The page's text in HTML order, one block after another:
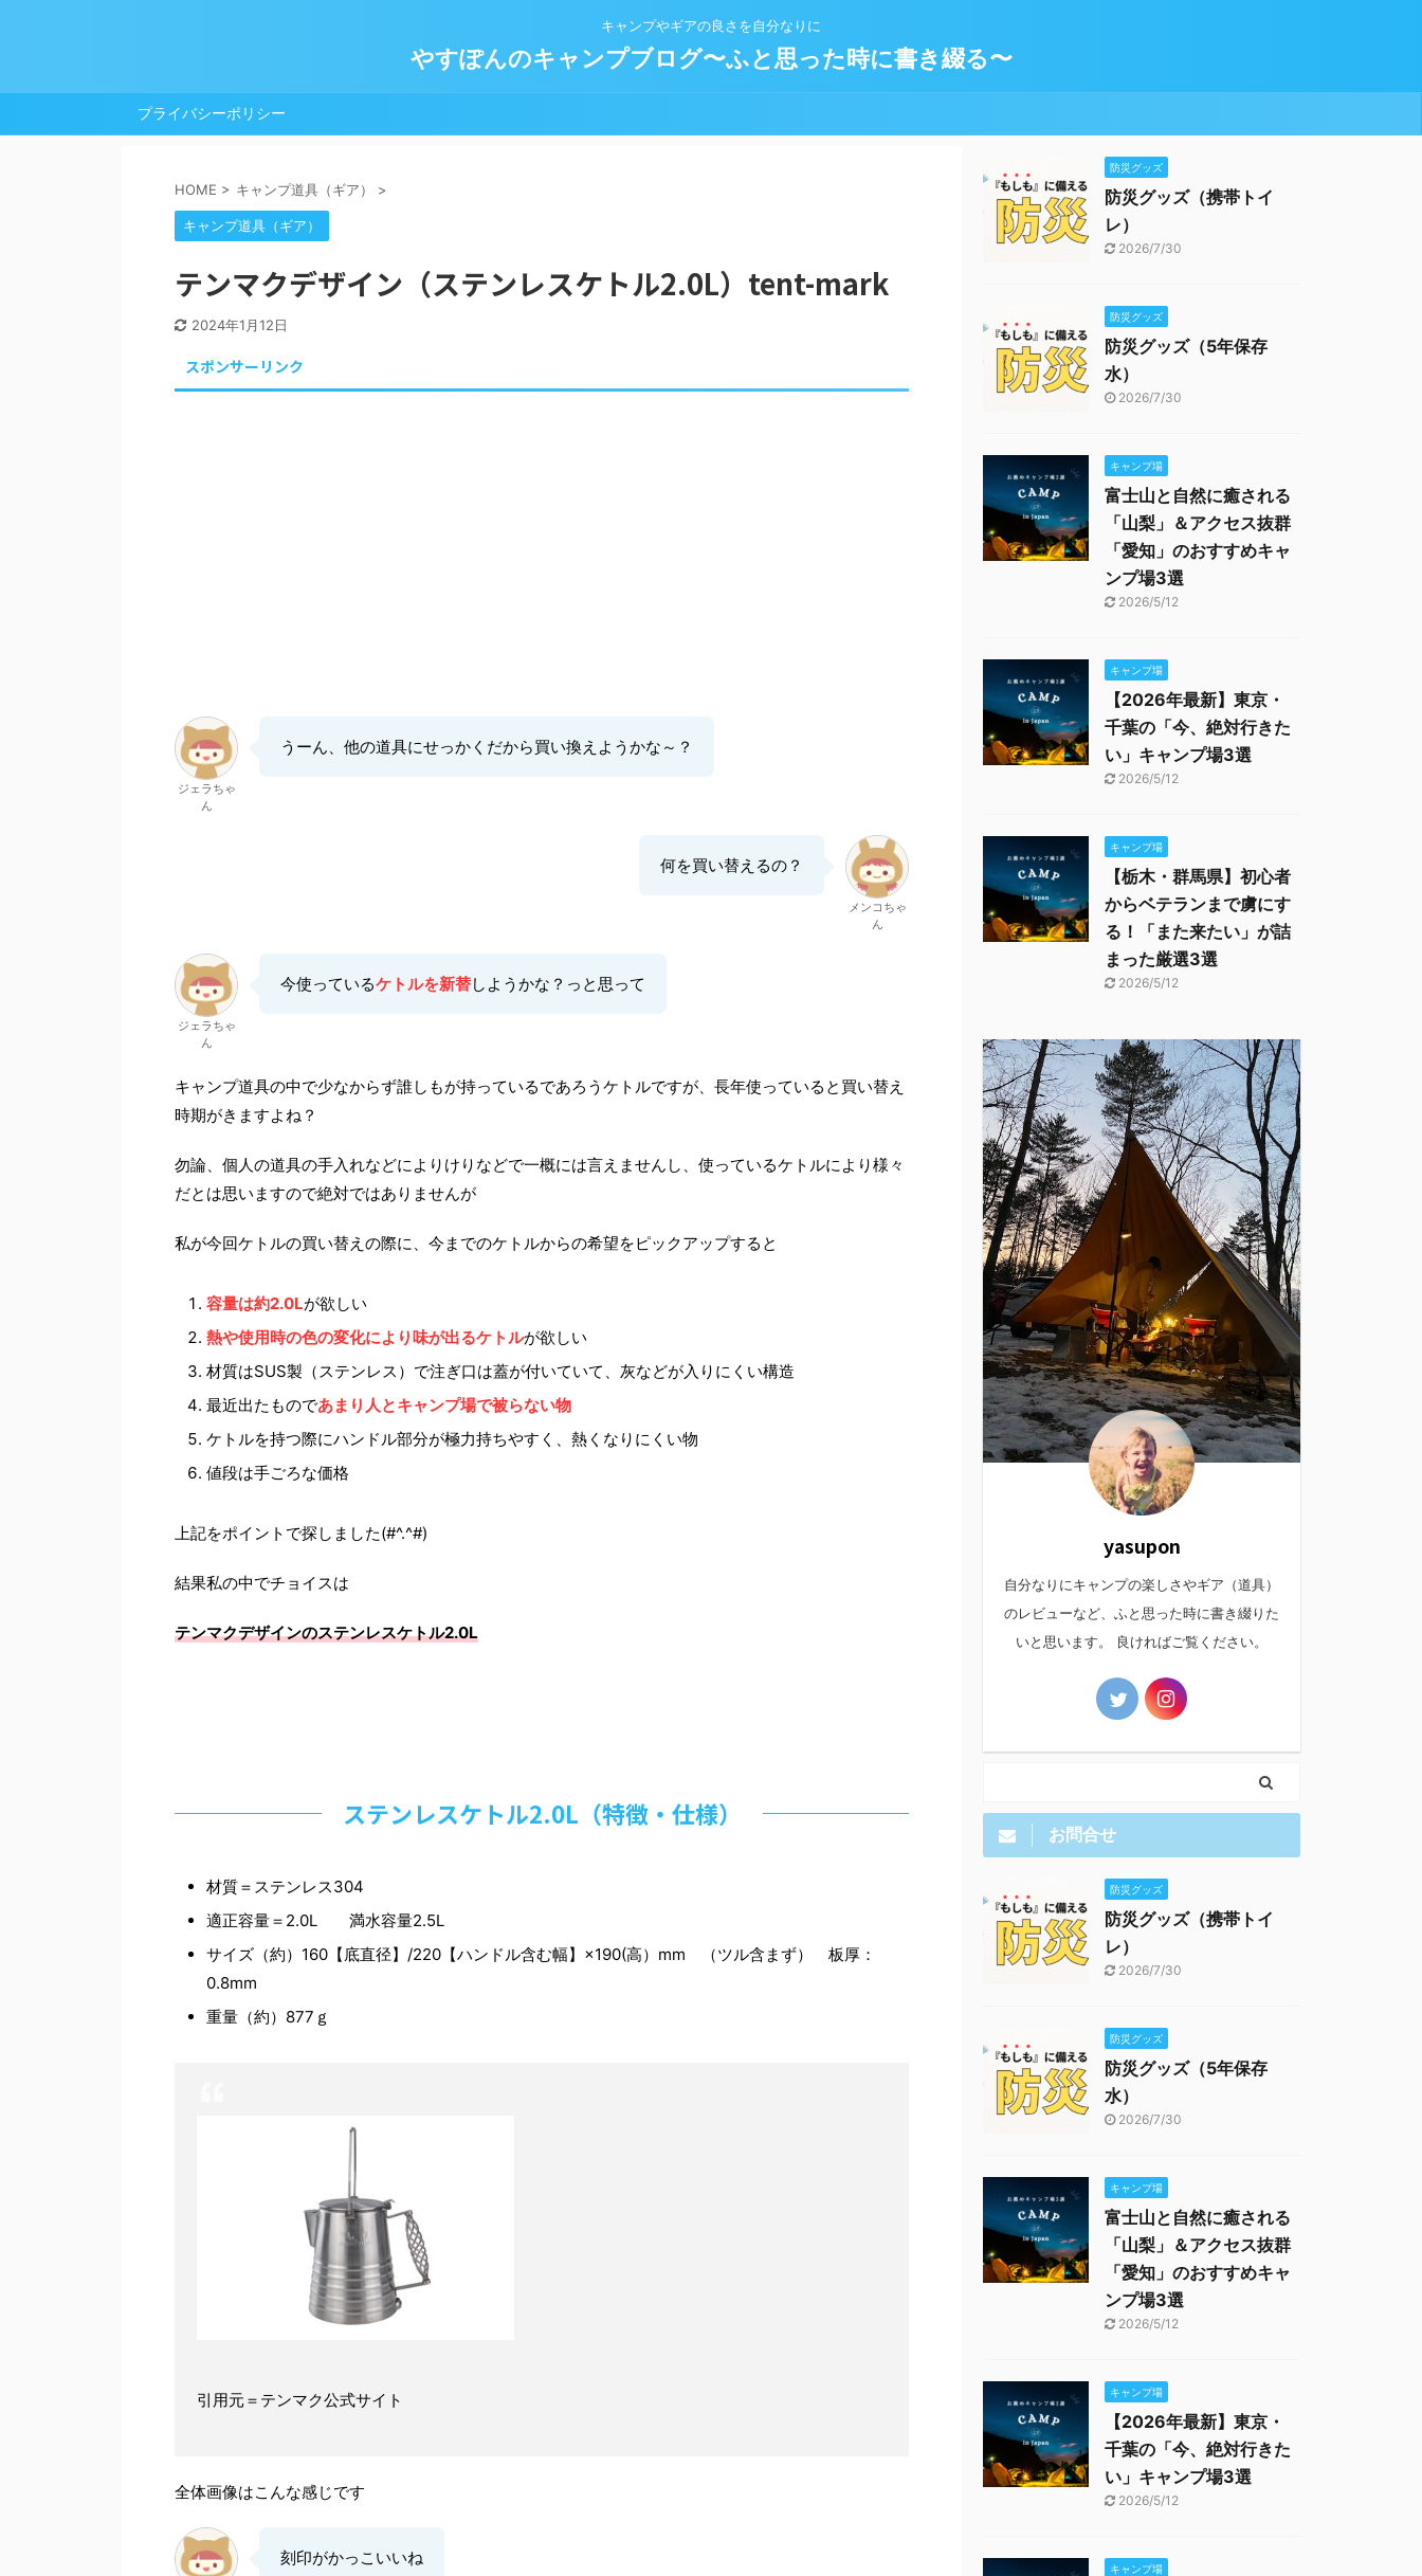
キャンプやギアの良さを自分なりに
やすぽんのキャンプブログ〜ふと思った時に書き綴る〜
プライバシーポリシー
HOME > キャンプ道具（ギア） >
キャンプ道具（ギア）
テンマクデザイン（ステンレスケトル2.0L）tent-mark
2024年1月12日
スポンサーリンク
ジェラちゃ
ん
うーん、他の道具にせっかくだから買い換えようかな～？
何を買い替えるの？
メンコちゃ
ん
ジェラちゃ
ん
今使っているケトルを新替しようかな？っと思って
キャンプ道具の中で少なからず誰しもが持っているであろうケトルですが、長年使っていると買い替え
時期がきますよね？
勿論、個人の道具の手入れなどによりけりなどで一概には言えませんし、使っているケトルにより様々
だとは思いますので絶対ではありませんが
私が今回ケトルの買い替えの際に、今までのケトルからの希望をピックアップすると
容量は約2.0Lが欲しい
熱や使用時の色の変化により味が出るケトルが欲しい
材質はSUS製（ステンレス）で注ぎ口は蓋が付いていて、灰などが入りにくい構造
最近出たものであまり人とキャンプ場で被らない物
ケトルを持つ際にハンドル部分が極力持ちやすく、熱くなりにくい物
値段は手ごろな価格
上記をポイントで探しました(#^.^#)
結果私の中でチョイスは
テンマクデザインのステンレスケトル2.0L
ステンレスケトル2.0L（特徴・仕様）
材質＝ステンレス304
適正容量＝2.0L 満水容量2.5L
サイズ（約）160【底直径】/220【ハンドル含む幅】×190(高）mm （ツル含まず） 板厚：
0.8mm
重量（約）877ｇ
引用元＝テンマク公式サイト
全体画像はこんな感じです
刻印がかっこいいね
防災グッズ
防災グッズ（携帯トイ
レ）
2026/7/30
防災グッズ
防災グッズ（5年保存
水）
2026/7/30
キャンプ場
富士山と自然に癒される
「山梨」＆アクセス抜群
「愛知」のおすすめキャ
ンプ場3選
2026/5/12
キャンプ場
【2026年最新】東京・
千葉の「今、絶対行きた
い」キャンプ場3選
2026/5/12
キャンプ場
【栃木・群馬県】初心者
からベテランまで虜にす
る！「また来たい」が詰
まった厳選3選
2026/5/12
yasupon
自分なりにキャンプの楽しさやギア（道具）
のレビューなど、ふと思った時に書き綴りた
いと思います。 良ければご覧ください。
お問合せ
防災グッズ
防災グッズ（携帯トイ
レ）
2026/7/30
防災グッズ
防災グッズ（5年保存
水）
2026/7/30
キャンプ場
富士山と自然に癒される
「山梨」＆アクセス抜群
「愛知」のおすすめキャ
ンプ場3選
2026/5/12
キャンプ場
【2026年最新】東京・
千葉の「今、絶対行きた
い」キャンプ場3選
2026/5/12
キャンプ場